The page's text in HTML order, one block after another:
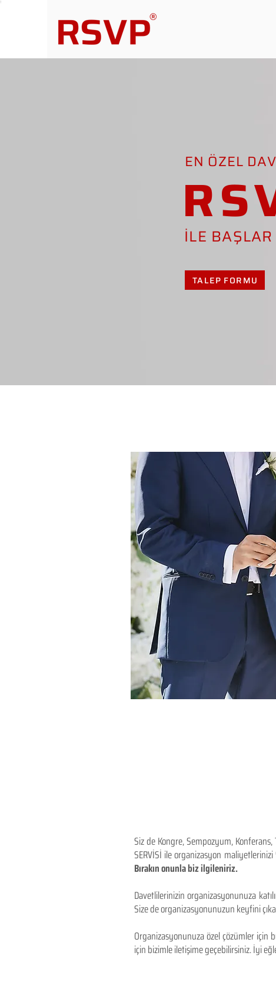
EN ÖZEL
İLE BAŞLAR
TALEP FORMU
Siz de Kongre, Sempozyum, Konferans,
SERVİSİ ile organizasyon
Bırakın onunla biz ilgileniriz.
Davetlilerinizin organizasyonunuza
Size de organizasyonunuzun keyfini
Organizasyonunuza özel çözümler için
için bizimle iletişime geçebilirsiniz. İyi